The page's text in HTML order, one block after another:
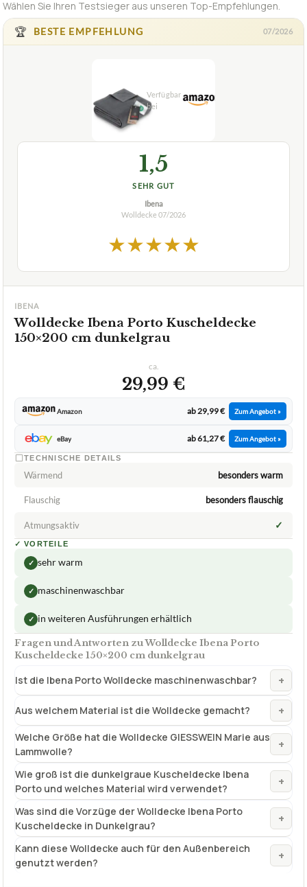
Wählen Sie Ihren Testsieger aus unseren Top-Empfehlungen.
🏆
BESTE EMPFEHLUNG 07/2026
1,5
SEHR GUT
Ibena
Wolldecke 07/2026
★★★★★
IBENA
Wolldecke Ibena Porto Kuscheldecke
150×200 cm dunkelgrau
ca.
29,99 €
Amazon ab 29,99 € Zum Angebot »
eBay ab 61,27 € Zum Angebot »
TECHNISCHE DETAILS
Wärmend besonders warm
Flauschig besonders flauschig
Atmungsaktiv ✓
✓ VORTEILE
✓ sehr warm
✓ maschinenwaschbar
✓ in weiteren Ausführungen erhältlich
Fragen und Antworten zu Wolldecke Ibena Porto
Kuscheldecke 150×200 cm dunkelgrau
Ist die Ibena Porto Wolldecke maschinenwaschbar? +
Aus welchem Material ist die Wolldecke gemacht? +
Welche Größe hat die Wolldecke GIESSWEIN Marie aus
Lammwolle?
+
Wie groß ist die dunkelgraue Kuscheldecke Ibena
Porto und welches Material wird verwendet?
+
Was sind die Vorzüge der Wolldecke Ibena Porto
Kuscheldecke in Dunkelgrau?
+
Kann diese Wolldecke auch für den Außenbereich
genutzt werden?
+